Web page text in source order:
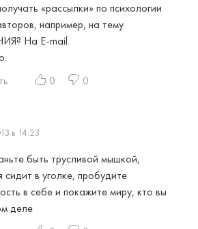
«рассылки» по психологии
например, на тему
На E-mail.
0 0
в 14:23
быть трусливой мышкой,
сидит в уголке, пробудите
в себе и покажите миру, кто вы
деле